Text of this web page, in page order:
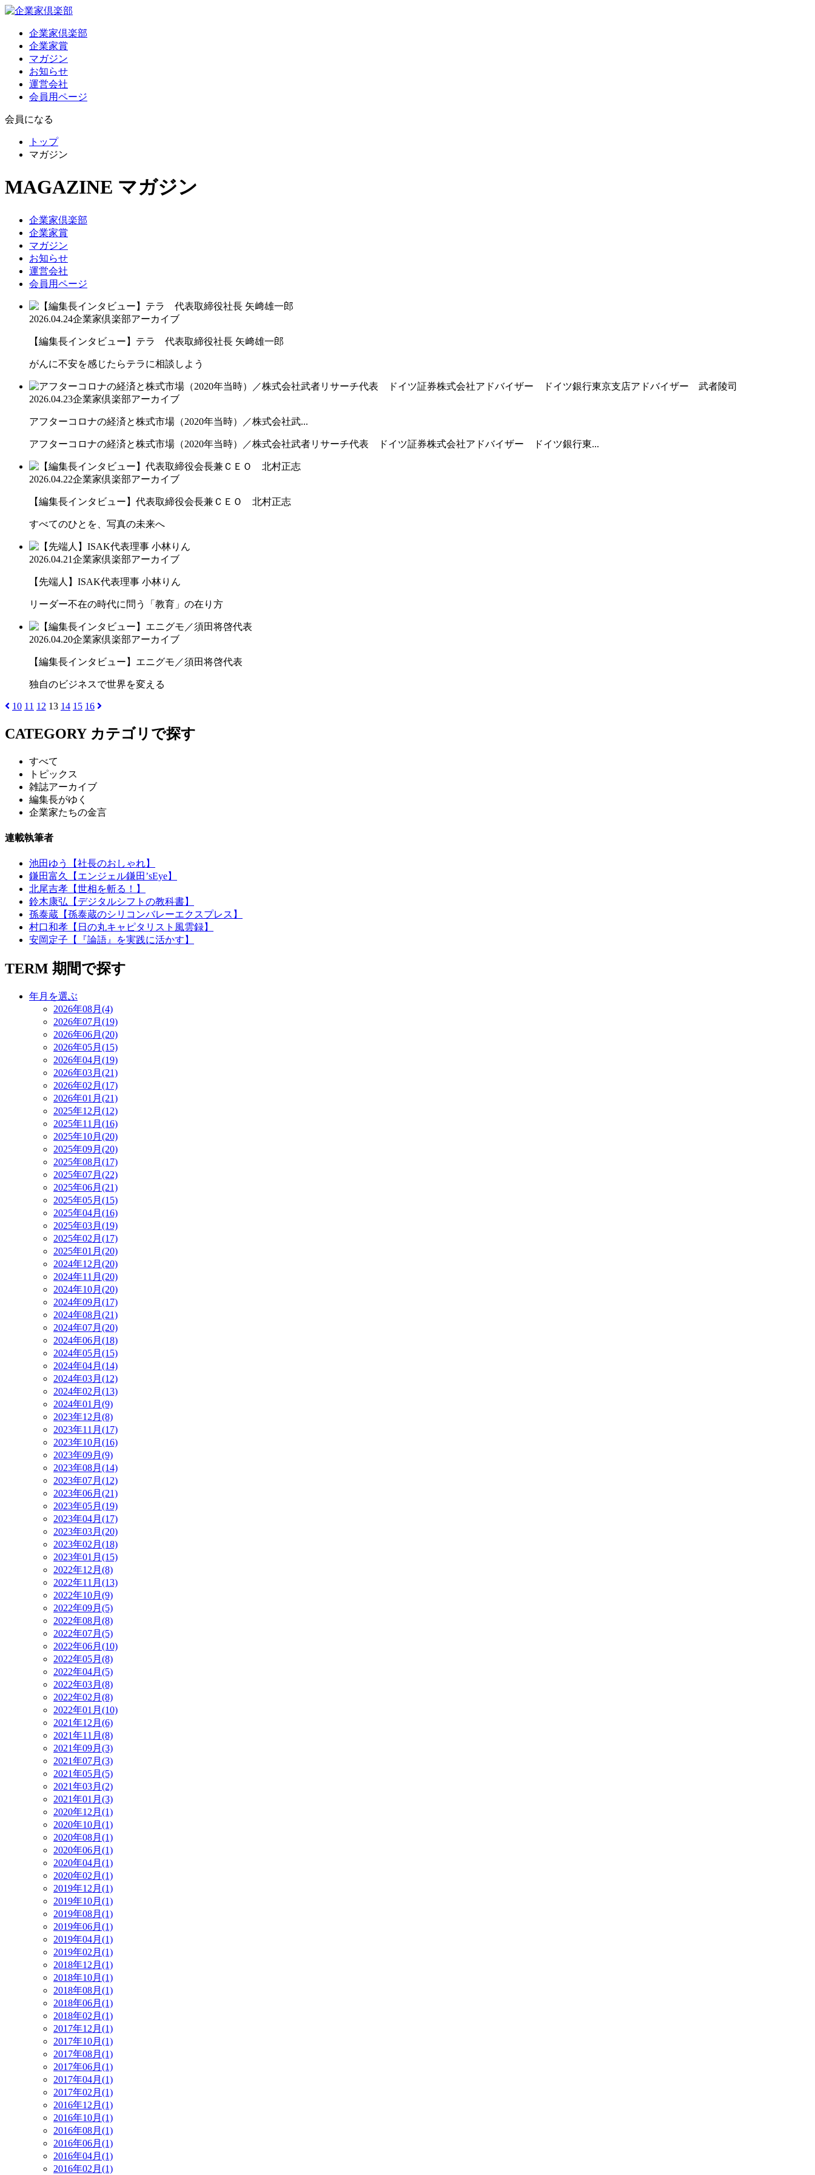
企業家倶楽部
企業家賞
マガジン
お知らせ
運営会社
会員用ページ
会員になる
トップ
マガジン
MAGAZINE マガジン
企業家倶楽部
企業家賞
マガジン
お知らせ
運営会社
会員用ページ
2026.04.24企業家倶楽部アーカイブ
【編集長インタビュー】テラ 代表取締役社長 矢﨑雄一郎
がんに不安を感じたらテラに相談しよう
2026.04.23企業家倶楽部アーカイブ
アフターコロナの経済と株式市場（2020年当時）／株式会社武...
アフターコロナの経済と株式市場（2020年当時）／株式会社武者リサーチ代表 ドイツ証券株式会社アドバイザー ドイツ銀行東...
2026.04.22企業家倶楽部アーカイブ
【編集長インタビュー】代表取締役会長兼ＣＥＯ 北村正志
すべてのひとを、写真の未来へ
2026.04.21企業家倶楽部アーカイブ
【先端人】ISAK代表理事 小林りん
リーダー不在の時代に問う「教育」の在り方
2026.04.20企業家倶楽部アーカイブ
【編集長インタビュー】エニグモ／須田将啓代表
独自のビジネスで世界を変える
10 11 12 13 14 15 16
CATEGORY カテゴリで探す
すべて
トピックス
雑誌アーカイブ
編集長がゆく
企業家たちの金言
連載執筆者
池田ゆう【社長のおしゃれ】
鎌田富久【エンジェル鎌田’sEye】
北尾吉孝【世相を斬る！】
鈴木康弘【デジタルシフトの教科書】
孫泰蔵【孫泰蔵のシリコンバレーエクスプレス】
村口和孝【日の丸キャピタリスト風雲録】
安岡定子【『論語』を実践に活かす】
TERM 期間で探す
年月を選ぶ
2026年08月(4)
2026年07月(19)
2026年06月(20)
2026年05月(15)
2026年04月(19)
2026年03月(21)
2026年02月(17)
2026年01月(21)
2025年12月(12)
2025年11月(16)
2025年10月(20)
2025年09月(20)
2025年08月(17)
2025年07月(22)
2025年06月(21)
2025年05月(15)
2025年04月(16)
2025年03月(19)
2025年02月(17)
2025年01月(20)
2024年12月(20)
2024年11月(20)
2024年10月(20)
2024年09月(17)
2024年08月(21)
2024年07月(20)
2024年06月(18)
2024年05月(15)
2024年04月(14)
2024年03月(12)
2024年02月(13)
2024年01月(9)
2023年12月(8)
2023年11月(17)
2023年10月(16)
2023年09月(9)
2023年08月(14)
2023年07月(12)
2023年06月(21)
2023年05月(19)
2023年04月(17)
2023年03月(20)
2023年02月(18)
2023年01月(15)
2022年12月(8)
2022年11月(13)
2022年10月(9)
2022年09月(5)
2022年08月(8)
2022年07月(5)
2022年06月(10)
2022年05月(8)
2022年04月(5)
2022年03月(8)
2022年02月(8)
2022年01月(10)
2021年12月(6)
2021年11月(8)
2021年09月(3)
2021年07月(3)
2021年05月(5)
2021年03月(2)
2021年01月(3)
2020年12月(1)
2020年10月(1)
2020年08月(1)
2020年06月(1)
2020年04月(1)
2020年02月(1)
2019年12月(1)
2019年10月(1)
2019年08月(1)
2019年06月(1)
2019年04月(1)
2019年02月(1)
2018年12月(1)
2018年10月(1)
2018年08月(1)
2018年06月(1)
2018年02月(1)
2017年12月(1)
2017年10月(1)
2017年08月(1)
2017年06月(1)
2017年04月(1)
2017年02月(1)
2016年12月(1)
2016年10月(1)
2016年08月(1)
2016年06月(1)
2016年04月(1)
2016年02月(1)